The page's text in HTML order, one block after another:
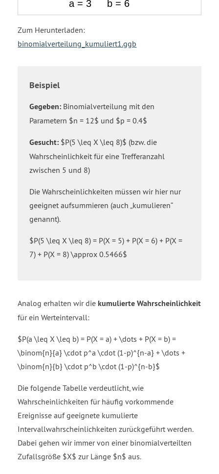
Zum Herunterladen:
binomialverteilung_kumuliert1.ggb
Beispiel
Gegeben: Binomialverteilung mit den
Parametern $n = 12$ und $p = 0.4$
Gesucht: $P(5 \leq X \leq 8)$ (bzw. die
Wahrscheinlichkeit für eine Trefferanzahl
zwischen 5 und 8)
Die Wahrscheinlichkeiten müssen wir hier nur
geeignet aufsummieren (auch „kumulieren“
genannt).
$P(5 \leq X \leq 8) = P(X = 5) + P(X = 6) + P(X =
7) + P(X = 8) \approx 0.5466$
Analog erhalten wir die kumulierte Wahrscheinlichkeit
für ein Werteintervall:
$P(a \leq X \leq b) = P(X = a) + \dots + P(X = b) =
\binom{n}{a} \cdot p^a \cdot (1-p)^{n-a} + \dots +
\binom{n}{b} \cdot p^b \cdot (1-p)^{n-b}$
Die folgende Tabelle verdeutlicht, wie
Wahrscheinlichkeiten für häufig vorkommende
Ereignisse auf geeignete kumulierte
Intervallwahrscheinlichkeiten zurückgeführt werden.
Dabei gehen wir immer von einer binomialverteilten
Zufallsgröße $X$ zur Länge $n$ aus.